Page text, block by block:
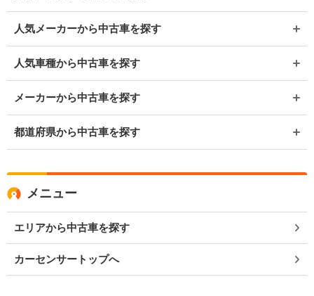
人気メーカーから中古車を探す
人気車種から中古車を探す
メーカーから中古車を探す
都道府県から中古車を探す
メニュー
エリアから中古車を探す
カーセンサートップへ